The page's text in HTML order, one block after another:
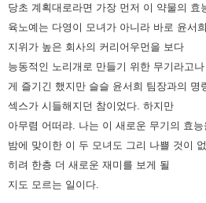
당초 계획대로라면 가장 먼저 이 약물의 효
육노예는 다영이 모녀가 아니라 바로 윤서
지위가 높은 회사의 커리어우먼을 보다
능동적인 노리개로 만들기 위한 무기라고
게 즐기긴 했지만 슬슬 윤서희 팀장과의 명
섹스가 시들해지던 참이었다. 하지만
아무렴 어떠랴. 나는 이 새로운 무기의 효
밤에 맞이한 이 두 모녀도 그리 나쁠 것이
히려 한층 더 새로운 재미를 보게 될
지도 모르는 일이다.